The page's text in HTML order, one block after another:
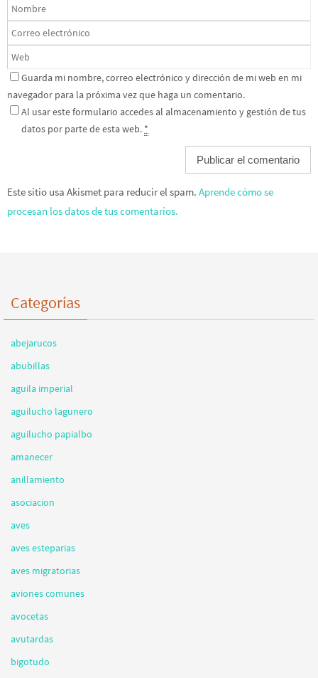
Guarda mi nombre, correo electrónico y dirección de mi web en mi
navegador para la próxima vez que haga un comentario.
Al usar este formulario accedes al almacenamiento y gestión de tus
datos por parte de esta web. *
Este sitio usa Akismet para reducir el spam. Aprende cómo se
procesan los datos de tus comentarios.
Categorías
abejarucos
abubillas
aguila imperial
aguilucho lagunero
aguilucho papialbo
amanecer
anillamiento
asociacion
aves
aves esteparias
aves migratorias
aviones comunes
avocetas
avutardas
bigotudo